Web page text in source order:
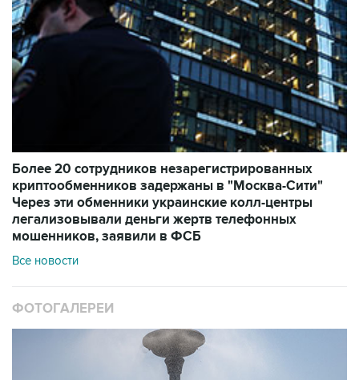
Более 20 сотрудников незарегистрированных
криптообменников задержаны в "Москва-Сити"
Через эти обменники украинские колл-центры
легализовывали деньги жертв телефонных
мошенников, заявили в ФСБ
Все новости
ФОТОГАЛЕРЕИ